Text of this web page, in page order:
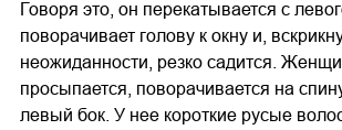
Говоря это, он перекатывается с
поворачивает голову к окну и,
неожиданности, резко садится.
просыпается, поворачивается на
левый бок. У нее короткие русые